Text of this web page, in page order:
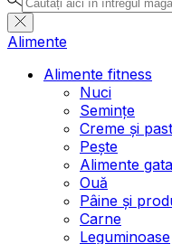
Alimente
Alimente fitness
Nuci
Semințe
Creme și
Pește
Alimente
Ouă
Pâine și
Carne
Leguminoase